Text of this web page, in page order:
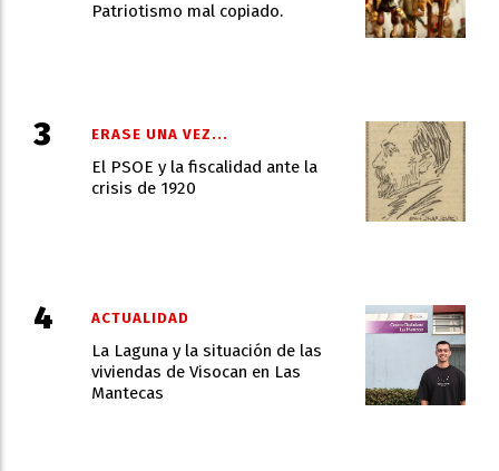
Patriotismo mal copiado.
El PSOE y la fiscalidad ante la
crisis de 1920
ERASE UNA VEZ...
La Laguna y la situación de las
viviendas de Visocan en Las
Mantecas
ACTUALIDAD